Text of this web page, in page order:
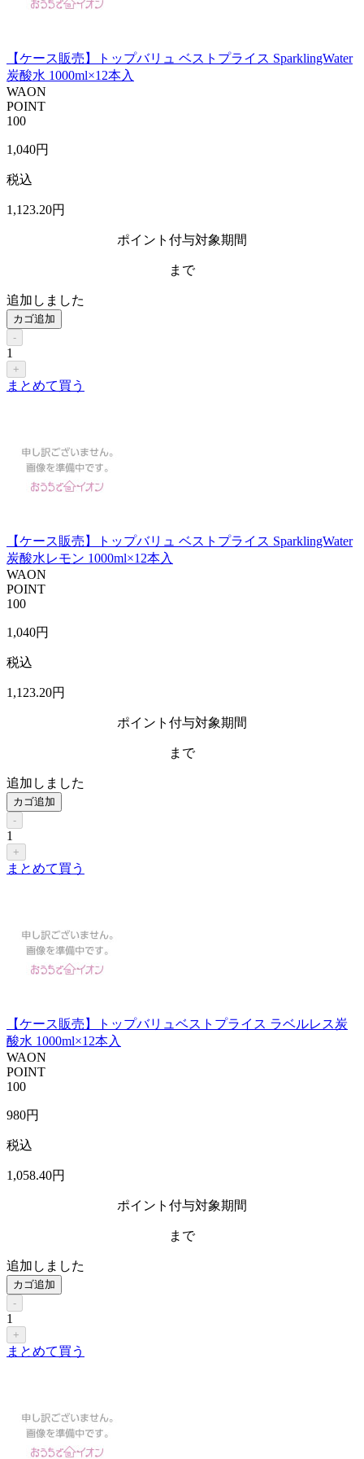
【ケース販売】トップバリュ ベストプライス SparklingWater
炭酸水 1000ml×12本入
WAON
POINT
100
1,040円
税込
1,123.20円
ポイント付与対象期間
まで
追加しました
カゴ追加
-
1
+
まとめて買う
【ケース販売】トップバリュ ベストプライス SparklingWater
炭酸水レモン 1000ml×12本入
WAON
POINT
100
1,040円
税込
1,123.20円
ポイント付与対象期間
まで
追加しました
カゴ追加
-
1
+
まとめて買う
【ケース販売】トップバリュベストプライス ラベルレス炭
酸水 1000ml×12本入
WAON
POINT
100
980円
税込
1,058.40円
ポイント付与対象期間
まで
追加しました
カゴ追加
-
1
+
まとめて買う